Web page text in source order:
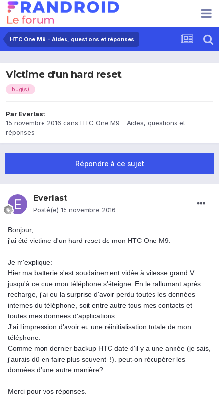
HTC One M9 - Aides, questions et réponses
Victime d'un hard reset
bug(s)
Par Everlast
15 novembre 2016 dans HTC One M9 - Aides, questions et
réponses
Répondre à ce sujet
Everlast
Posté(e) 15 novembre 2016
Bonjour,
j'ai été victime d'un hard reset de mon HTC One M9.
Je m'explique:
Hier ma batterie s'est soudainement vidée à vitesse grand V
jusqu'à ce que mon téléphone s'éteigne. En le rallumant après
recharge, j'ai eu la surprise d'avoir perdu toutes les données
internes du téléphone, soit entre autre tous mes contacts et
toutes mes données d'applications.
J'ai l'impression d'avoir eu une réinitialisation totale de mon
téléphone.
Comme mon dernier backup HTC date d'il y a une année (je sais,
j'aurais dû en faire plus souvent !!), peut-on récupérer les
données d'une autre manière?
Merci pour vos réponses.